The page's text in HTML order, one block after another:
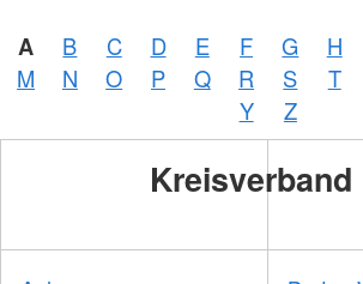
A B C D E F G H
M
N O P Q R S T
Y
Z
Kreisverband